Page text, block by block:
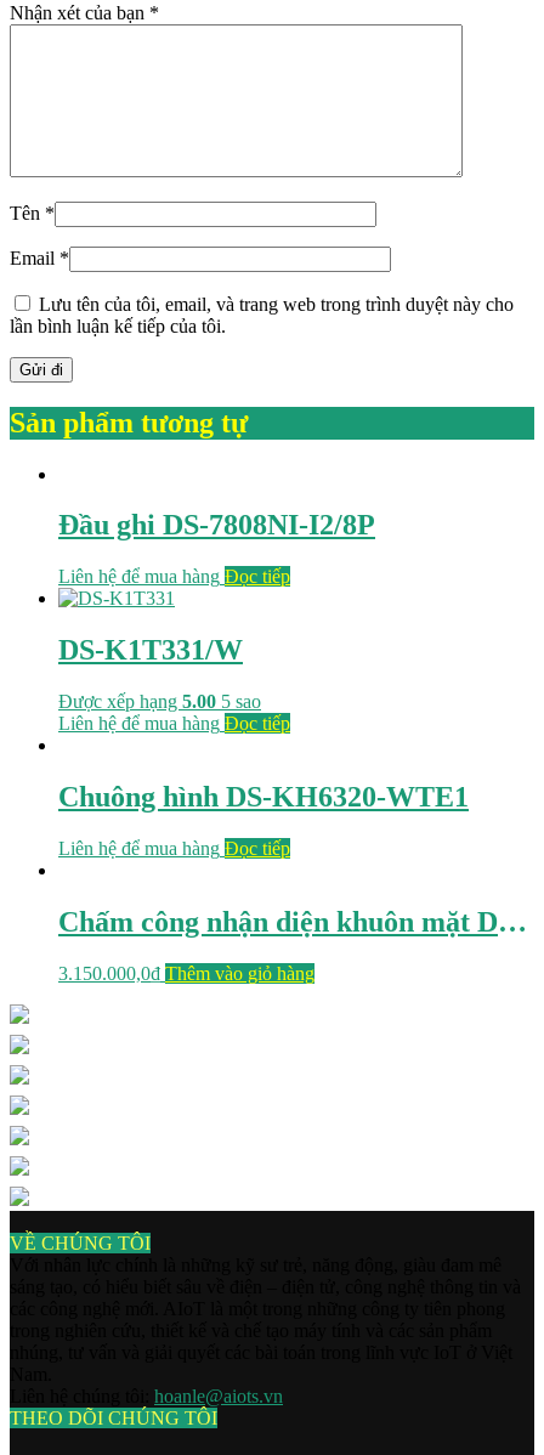
Nhận xét của bạn *
Tên *
Email *
Lưu tên của tôi, email, và trang web trong trình duyệt này cho
lần bình luận kế tiếp của tôi.
Sản phẩm tương tự
Đầu ghi DS-7808NI-I2/8P
Liên hệ để mua hàng Đọc tiếp
DS-K1T331/W
Được xếp hạng 5.00 5 sao
Liên hệ để mua hàng Đọc tiếp
Chuông hình DS-KH6320-WTE1
Liên hệ để mua hàng Đọc tiếp
Chấm công nhận diện khuôn mặt DS-K1T331W
3.150.000,0₫ Thêm vào giỏ hàng
VỀ CHÚNG TÔI
hoanle@aiots.vn
THEO DÕI CHÚNG TÔI